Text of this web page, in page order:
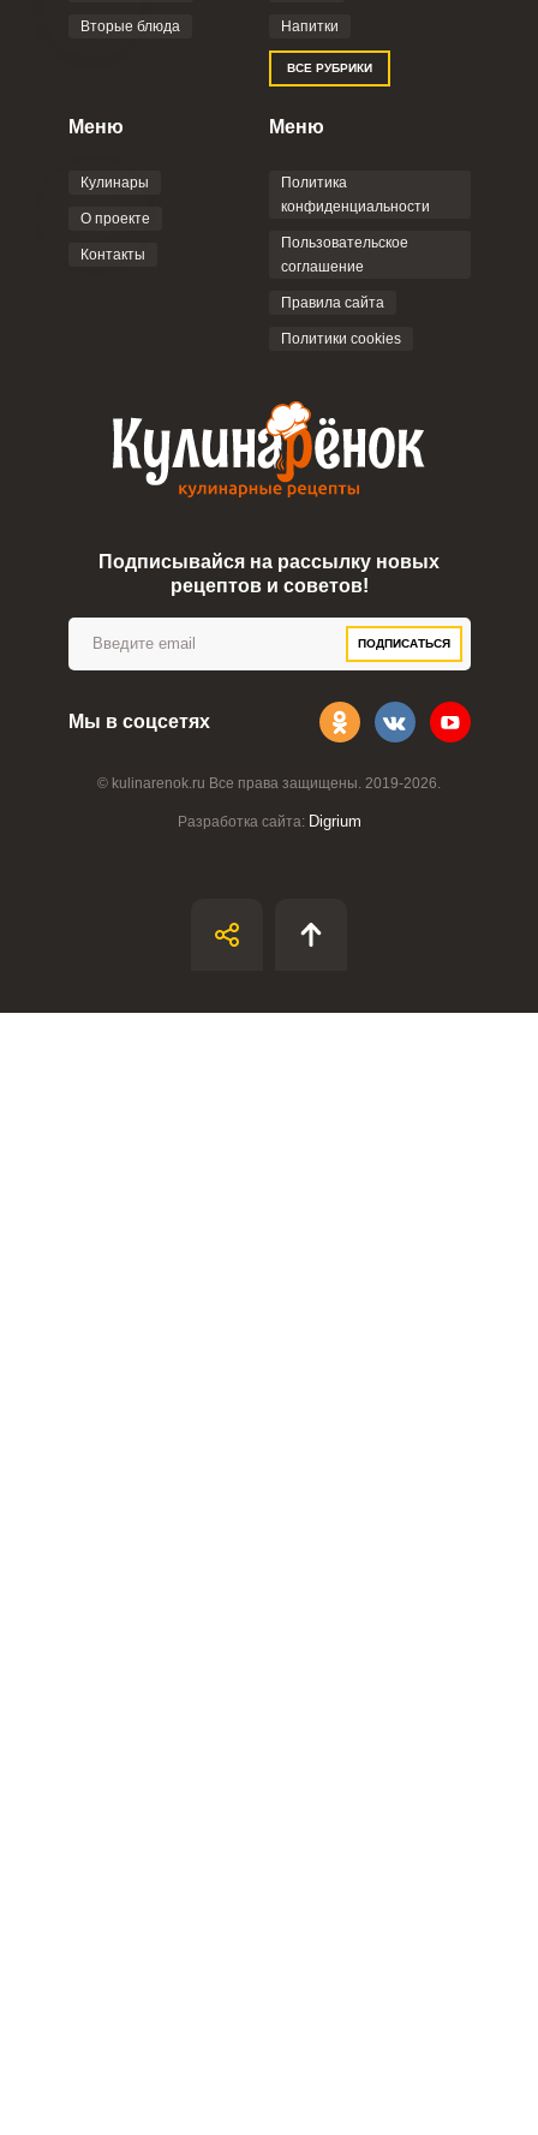
© kulinarenok.ru Все права защищены. 2019-2026.
Разработка сайта: Digrium
Вторые блюда Напитки
ВСЕ РУБРИКИ
Меню
Кулинары
О проекте
Контакты
Меню
Политика
конфиденциальности
Пользовательское
соглашение
Правила сайта
Политики cookies
Подписывайся на рассылку новых
рецептов и советов!
ПОДПИСАТЬСЯ
Мы в соцсетях
ВХОД НА САЙТ РЕГИСТРАЦИЯ
с помощью социальных сетей:
или
Запомнить меня
ВХОД
ЕЩЕ НЕ ЗАРЕГИСТРИРОВАННЫ?
Забыли пароль?